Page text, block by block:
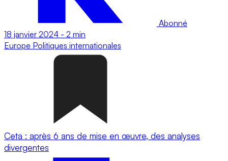
Abonné
18 janvier 2024 - 2 min
Europe Politiques internationales
Ceta : après 6 ans de mise en œuvre, des analyses
divergentes